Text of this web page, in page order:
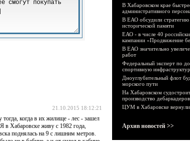
21.10.2015 18:12:21
когда в их жилище - лес - зашел
в Хабаровске живу с 1982 года,
поднялась на 9 с лишним метров.
В Хабаровском крае
административного
В ЕАО обсудили стратегию
исторической памяти
ЕАО - в числе 40
кампании «Продвижение
В ЕАО значительно
работ
Федеральный эксперт по
спортивную
Дноуглубительный флот
морского пути
На Хабаровском
производство дебаркадеров
ЦУМ в Хабаровске вернули
Архив новостей >>